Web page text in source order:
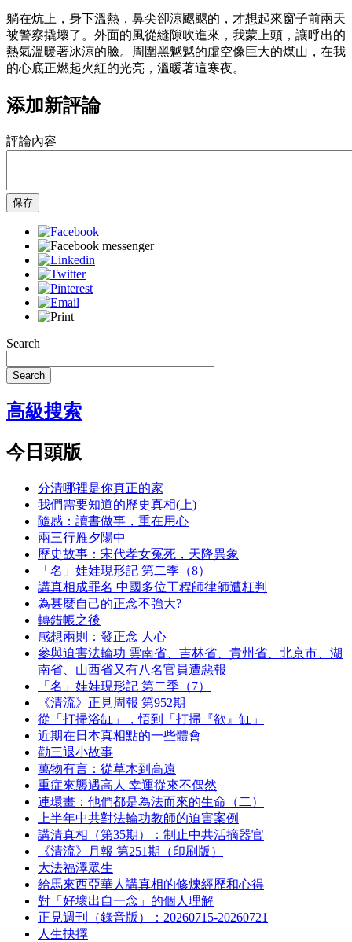
躺在炕上，身下溫熱，鼻尖卻涼颼颼的，才想起來窗子前兩天
被警察撬壞了。外面的風從縫隙吹進來，我蒙上頭，讓呼出的
熱氣溫暖著冰涼的臉。周圍黑魆魆的虛空像巨大的煤山，在我
的心底正燃起火紅的光亮，溫暖著這寒夜。
添加新評論
評論內容
保存
Search
Search
高級搜索
今日頭版
分清哪裡是你真正的家
我們需要知道的歷史真相(上)
隨感：讀書做事，重在用心
兩三行雁夕陽中
歷史故事：宋代孝女冤死，天降異象
「名」娃娃現形記 第二季（8）
講真相成罪名 中國多位工程師律師遭枉判
為甚麼自己的正念不強大?
轉錯帳之後
感想兩則：發正念 人心
參與迫害法輪功 雲南省、吉林省、貴州省、北京市、湖
南省、山西省又有八名官員遭惡報
「名」娃娃現形記 第二季（7）
《清流》正見周報 第952期
從「打掃浴缸」，悟到「打掃『欲』缸」
近期在日本真相點的一些體會
勸三退小故事
萬物有言：從草木到高遠
重症來襲遇高人 幸運從來不偶然
連環畫：他們都是為法而來的生命（二）
上半年中共對法輪功教師的迫害案例
講清真相（第35期）：制止中共活摘器官
《清流》月報 第251期（印刷版）
大法福澤眾生
給馬來西亞華人講真相的修煉經歷和心得
對「好壞出自一念」的個人理解
正見週刊（錄音版）：20260715-20260721
人生抉擇